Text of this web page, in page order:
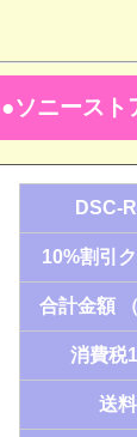
ソニースト
DSC-
10%割引
合計金額
消費税
送料